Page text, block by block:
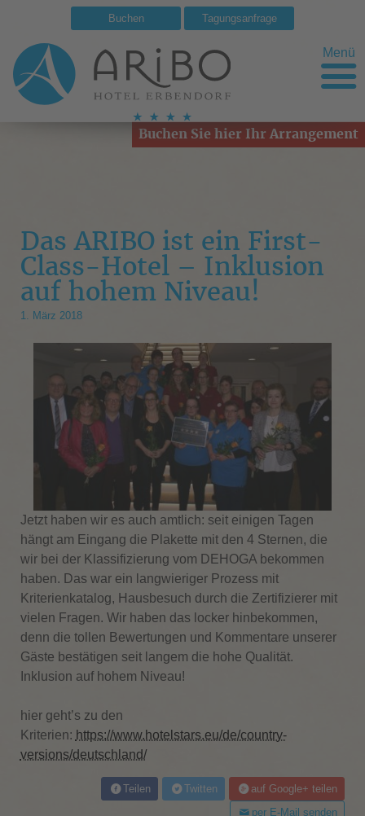
Buchen Tagungsanfrage
Menü
Buchen Sie hier Ihr Arrangement
Das ARIBO ist ein First-
Class-Hotel – Inklusion
auf hohem Niveau!
1. März 2018
Jetzt haben wir es auch amtlich: seit einigen Tagen
hängt am Eingang die Plakette mit den 4 Sternen, die
wir bei der Klassifizierung vom DEHOGA bekommen
haben. Das war ein langwieriger Prozess mit
Kriterienkatalog, Hausbesuch durch die Zertifizierer mit
vielen Fragen. Wir haben das locker hinbekommen,
denn die tollen Bewertungen und Kommentare unserer
Gäste bestätigen seit langem die hohe Qualität.
Inklusion auf hohem Niveau!
hier geht’s zu den
Kriterien: https://www.hotelstars.eu/de/country-
versions/deutschland/
Teilen Twitten
auf Google+ teilen
per E-Mail senden